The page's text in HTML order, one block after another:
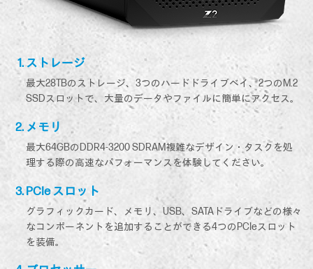
ストレージ
最大28TBのストレージ、3つのハードドライブベイ、2つのM.2
SSDスロットで、大量のデータやファイルに簡単にアクセス。
メモリ
最大64GBのDDR4-3200 SDRAM複雑なデザイン・タスクを処
理する際の高速なパフォーマンスを体験してください。
PCIe スロット
グラフィックカード、メモリ、USB、SATAドライブなどの様々
なコンポーネントを追加することができる4つのPCIeスロット
を装備。